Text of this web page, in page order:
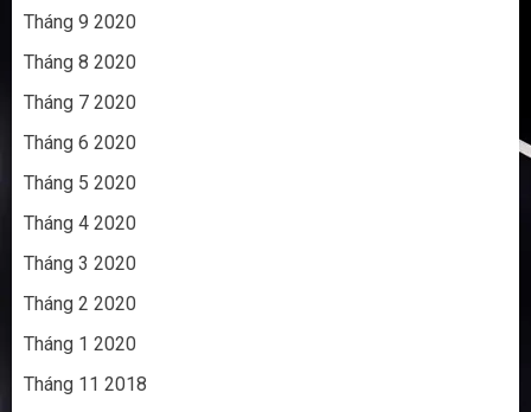
Tháng 9 2020
Tháng 8 2020
Tháng 7 2020
Tháng 6 2020
Tháng 5 2020
Tháng 4 2020
Tháng 3 2020
Tháng 2 2020
Tháng 1 2020
Tháng 11 2018